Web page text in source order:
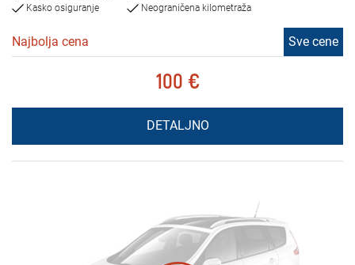
Kasko osiguranje
Neograničena kilometraža
Najbolja cena Sve cene
100 €
DETALJNO